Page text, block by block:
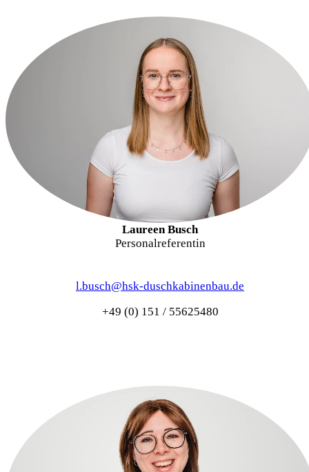
Laureen Busch
Personalreferentin
l.busch@hsk-duschkabinenbau.de
+49 (0) 151 / 55625480